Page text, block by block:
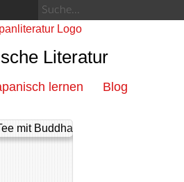
Literatur
lernen Blog